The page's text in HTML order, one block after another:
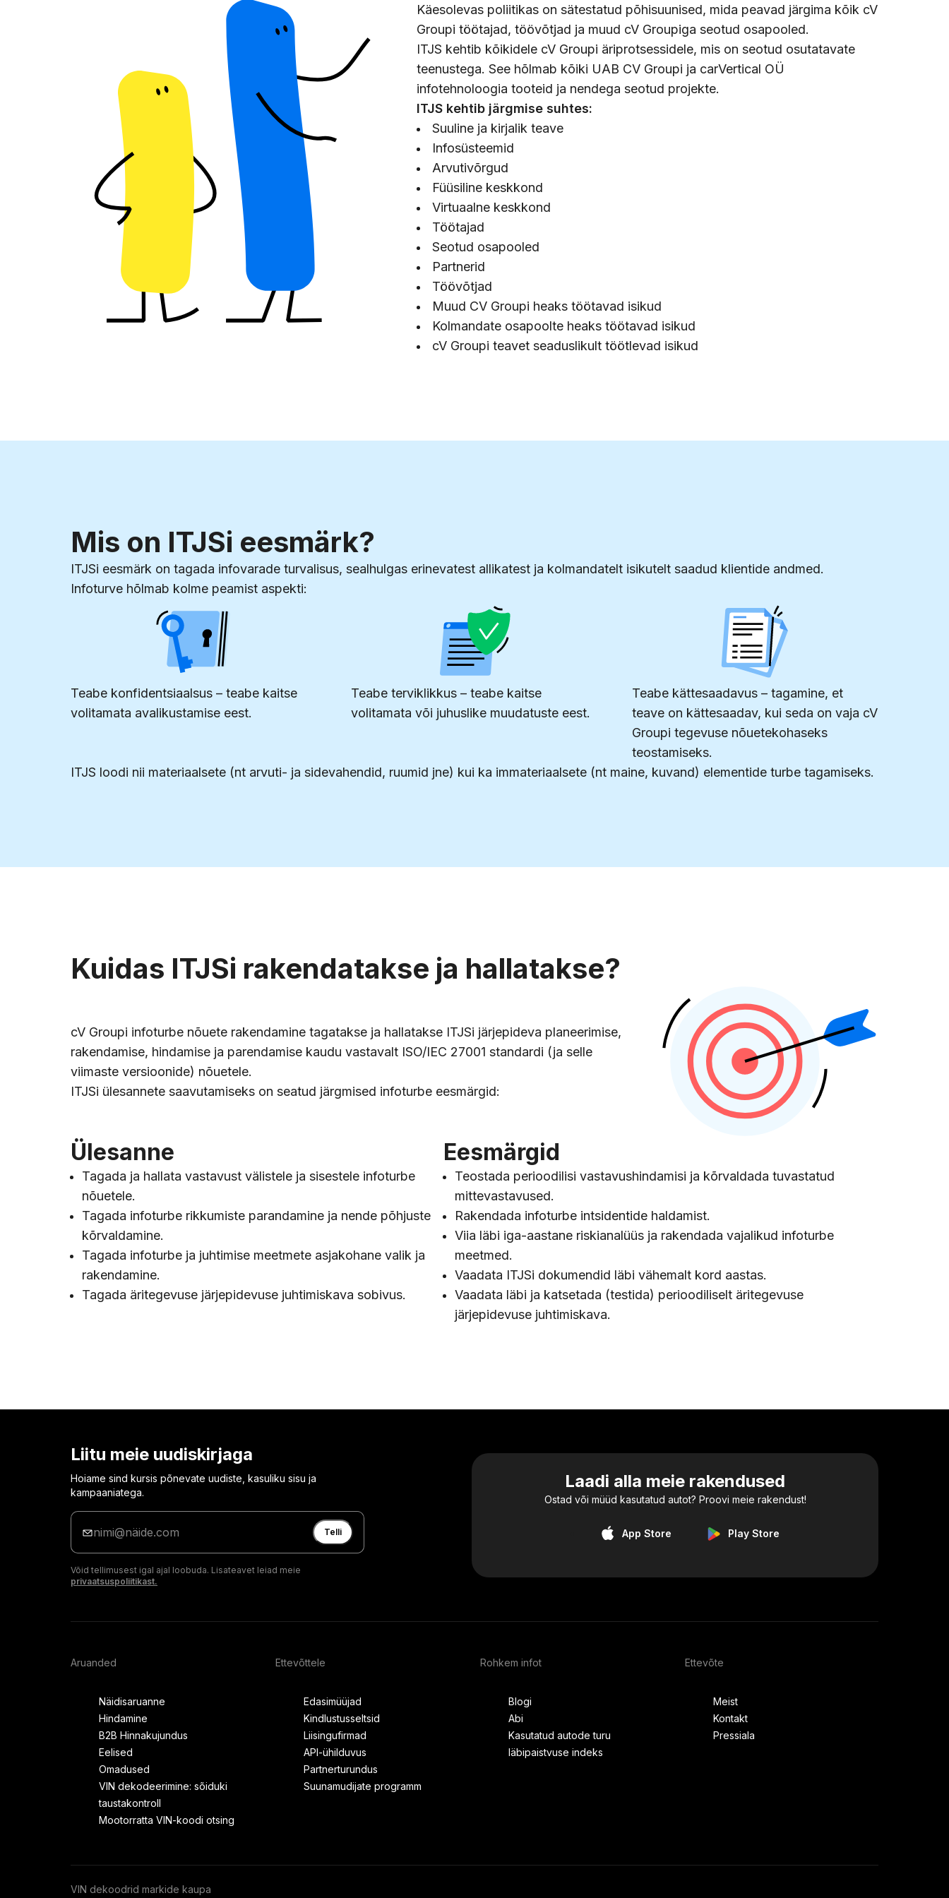
Käesolevas poliitikas on sätestatud põhisuunised, mida peavad järgima kõik cV
Groupi töötajad, töövõtjad ja muud cV Groupiga seotud osapooled.
ITJS kehtib kõikidele cV Groupi äriprotsessidele, mis on seotud osutatavate
teenustega. See hõlmab kõiki UAB CV Groupi ja carVertical OÜ
infotehnoloogia tooteid ja nendega seotud projekte.
ITJS kehtib järgmise suhtes:
Suuline ja kirjalik teave
Infosüsteemid
Arvutivõrgud
Füüsiline keskkond
Virtuaalne keskkond
Töötajad
Seotud osapooled
Partnerid
Töövõtjad
Muud CV Groupi heaks töötavad isikud
Kolmandate osapoolte heaks töötavad isikud
cV Groupi teavet seaduslikult töötlevad isikud
Mis on ITJSi eesmärk?
ITJSi eesmärk on tagada infovarade turvalisus, sealhulgas erinevatest allikatest ja kolmandatelt isikutelt saadud klientide andmed.
Infoturve hõlmab kolme peamist aspekti:
Teabe konfidentsiaalsus – teabe kaitse
volitamata avalikustamise eest.
Teabe terviklikkus – teabe kaitse
volitamata või juhuslike muudatuste eest.
Teabe kättesaadavus – tagamine, et
teave on kättesaadav, kui seda on vaja cV
Groupi tegevuse nõuetekohaseks
teostamiseks.
ITJS loodi nii materiaalsete (nt arvuti- ja sidevahendid, ruumid jne) kui ka immateriaalsete (nt maine, kuvand) elementide turbe tagamiseks.
Kuidas ITJSi rakendatakse ja hallatakse?
cV Groupi infoturbe nõuete rakendamine tagatakse ja hallatakse ITJSi järjepideva planeerimise,
rakendamise, hindamise ja parendamise kaudu vastavalt ISO/IEC 27001 standardi (ja selle
viimaste versioonide) nõuetele.
ITJSi ülesannete saavutamiseks on seatud järgmised infoturbe eesmärgid:
Ülesanne
Tagada ja hallata vastavust välistele ja sisestele infoturbe
nõuetele.
Tagada infoturbe rikkumiste parandamine ja nende põhjuste
kõrvaldamine.
Tagada infoturbe ja juhtimise meetmete asjakohane valik ja
rakendamine.
Tagada äritegevuse järjepidevuse juhtimiskava sobivus.
Eesmärgid
Teostada perioodilisi vastavushindamisi ja kõrvaldada tuvastatud
mittevastavused.
Rakendada infoturbe intsidentide haldamist.
Viia läbi iga-aastane riskianalüüs ja rakendada vajalikud infoturbe
meetmed.
Vaadata ITJSi dokumendid läbi vähemalt kord aastas.
Vaadata läbi ja katsetada (testida) perioodiliselt äritegevuse
järjepidevuse juhtimiskava.
Liitu meie uudiskirjaga
Hoiame sind kursis põnevate uudiste, kasuliku sisu ja
kampaaniatega.
Sisesta
oma
e-
aadress
Telli
Võid tellimusest igal ajal loobuda. Lisateavet leiad meie
privaatsuspoliitikast.
Laadi alla meie rakendused
Ostad või müüd kasutatud autot? Proovi meie rakendust!
App Store Play Store
Aruanded
Näidisaruanne
Hindamine
B2B Hinnakujundus
Eelised
Omadused
VIN dekodeerimine: sõiduki
taustakontroll
Mootorratta VIN-koodi otsing
Ettevõttele
Edasimüüjad
Kindlustusseltsid
Liisingufirmad
API-ühilduvus
Partnerturundus
Suunamudijate programm
Rohkem infot
Blogi
Abi
Kasutatud autode turu
läbipaistvuse indeks
Ettevõte
Meist
Kontakt
Pressiala
VIN dekoodrid markide kaupa